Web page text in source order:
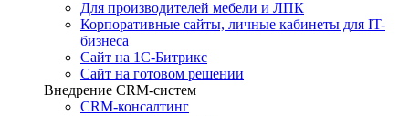
Для производителей мебели и ЛПК
Корпоративные сайты, личные кабинеты для IT-
бизнеса
Сайт на 1С-Битрикс
Сайт на готовом решении
Внедрение CRM-систем
CRM-консалтинг